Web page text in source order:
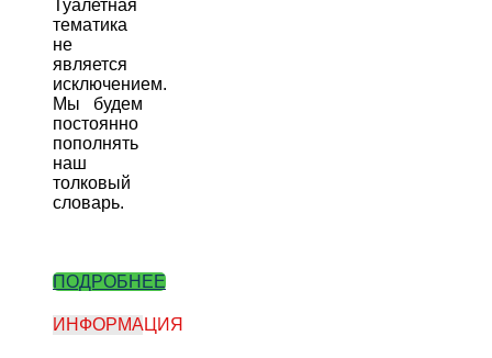
Туалетная
тематика
не
является
исключением.
Мы будем
постоянно
пополнять
наш
толковый
словарь.
ПОДРОБНЕЕ
ИНФОРМАЦИЯ